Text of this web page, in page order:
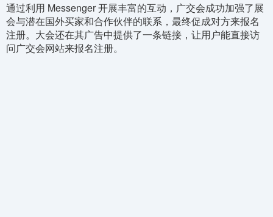
通过利用 Messenger 开展丰富的互动，广交会成功加强了展
会与潜在国外买家和合作伙伴的联系，最终促成对方来报名
注册。大会还在其广告中提供了一条链接，让用户能直接访
问广交会网站来报名注册。